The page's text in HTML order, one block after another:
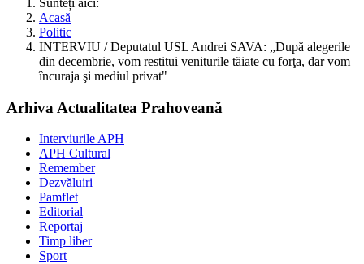
Acasă
Politic
INTERVIU / Deputatul USL Andrei SAVA: „După alegerile
din decembrie, vom restitui veniturile tăiate cu forţa, dar vom
încuraja şi mediul privat"
Arhiva Actualitatea Prahoveană
Interviurile APH
APH Cultural
Remember
Dezvăluiri
Pamflet
Editorial
Reportaj
Timp liber
Sport